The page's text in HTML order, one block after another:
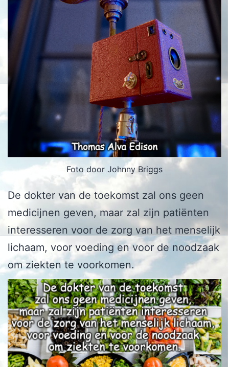
Foto door Johnny Briggs
De dokter van de toekomst zal ons geen
medicijnen geven, maar zal zijn patiënten
interesseren voor de zorg van het menselijk
lichaam, voor voeding en voor de noodzaak
om ziekten te voorkomen.